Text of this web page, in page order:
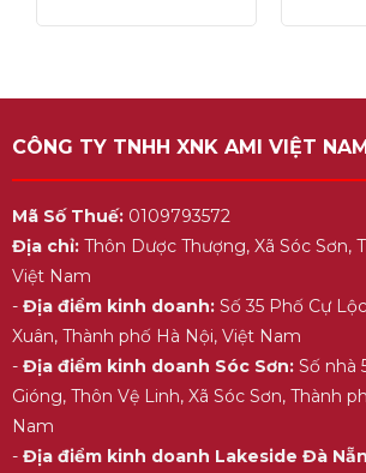
5
5
CÔNG TY TNHH XNK AMI VIỆT
Mã Số Thuế:0109793572
Địa chỉ:Thôn Dược Thượng, Xã Sóc Sơn,
Việt Nam
- Địa điểm kinh doanh:Số 35 Phố Cự
Xuân, Thành phố Hà Nội, Việt Nam
- Địa điểm kinh doanh Sóc Sơn:Số nhà
Gióng, Thôn Vệ Linh, Xã Sóc Sơn, Thành
Nam
- Địa điểm kinh doanh Lakeside Đà